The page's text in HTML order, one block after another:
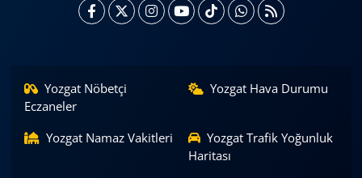
Yozgat Nöbetçi
Eczaneler
Yozgat Hava Durumu
Yozgat Namaz Vakitleri
Yozgat Trafik Yoğunluk
Haritası